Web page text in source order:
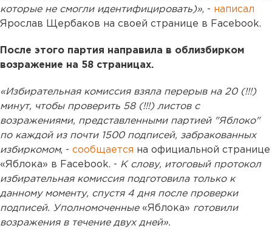
которые не смогли идентифицировать)», - написал
Ярослав Щербаков на своей странице в Facebook.
После этого партия направила в облизбирком
возражение на 58 страницах.
«Избирательная комиссия взяла перерыв на 20 (!!!)
минут, чтобы проверить 58 (!!!) листов с
возражениями, представленными партией "Яблоко"
по каждой из почти 1500 подписей, забракованных
избиркомом, - сообщается на официальной странице
«Яблока» в Facebook. - К слову, итоговый протокол
избирательная комиссия подготовила только к
данному моменту, спустя 4 дня после проверки
подписей. Уполномоченные «Яблока» готовили
возражения в течение двух дней».